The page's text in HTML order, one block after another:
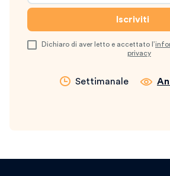
Dichiaro di aver letto e accettato l’
privacy
Settimanale